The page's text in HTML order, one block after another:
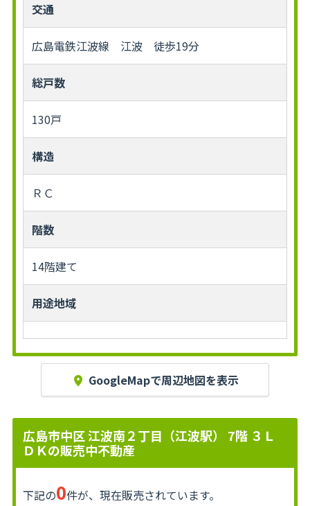
交通
広島電鉄江波線 江波 徒歩19分
総戸数
130戸
構造
ＲＣ
階数
14階建て
用途地域
GoogleMapで周辺地図を表示
広島市中区 江波南２丁目（江波駅） 7階 ３Ｌ
ＤＫの販売中不動産
下記の0件が、現在販売されています。